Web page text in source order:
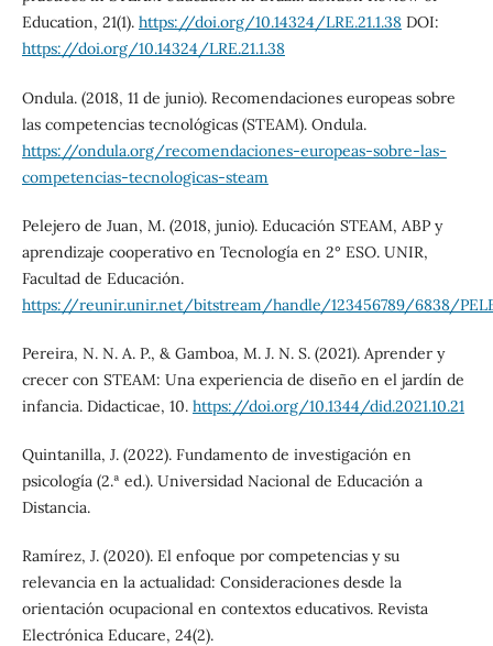
Education, 21(1). https://doi.org/10.14324/LRE.21.1.38DOI:
https://doi.org/10.14324/LRE.21.1.38
Ondula. (2018, 11 de junio). Recomendaciones europeas sobre
las competencias tecnológicas (STEAM). Ondula.
https://ondula.org/recomendaciones-europeas-sobre-las-
competencias-tecnologicas-steam
Pelejero de Juan, M. (2018, junio). Educación STEAM, ABP y
aprendizaje cooperativo en Tecnología en 2° ESO. UNIR,
Facultad de Educación.
https://reunir.unir.net/bitstream/handle/123456789/6838/
Pereira, N. N. A. P., & Gamboa, M. J. N. S. (2021). Aprender y
crecer con STEAM: Una experiencia de diseño en el jardín de
infancia. Didacticae, 10. https://doi.org/10.1344/did.2021.10.21
Quintanilla, J. (2022). Fundamento de investigación en
psicología (2.ª ed.). Universidad Nacional de Educación a
Distancia.
Ramírez, J. (2020). El enfoque por competencias y su
relevancia en la actualidad: Consideraciones desde la
orientación ocupacional en contextos educativos. Revista
Electrónica Educare, 24(2).